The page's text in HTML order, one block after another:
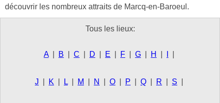
découvrir les nombreux attraits de Marcq-en-Baroeul.
Tous les lieux:
A B C D E F G H
J K L M N O P Q R S